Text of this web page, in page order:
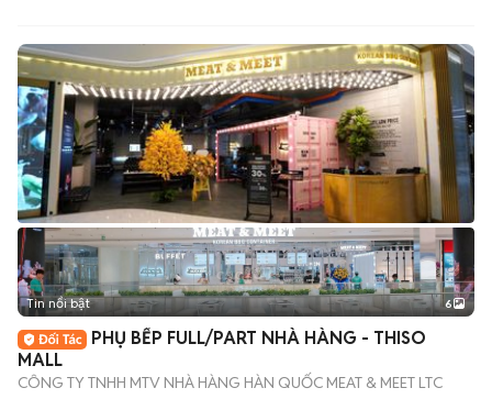
+2
Tin nổi bật 6
PHỤ BẾP FULL/PART NHÀ HÀNG - THISO
MALL
CÔNG TY TNHH MTV NHÀ HÀNG HÀN QUỐC MEAT & MEET LTC